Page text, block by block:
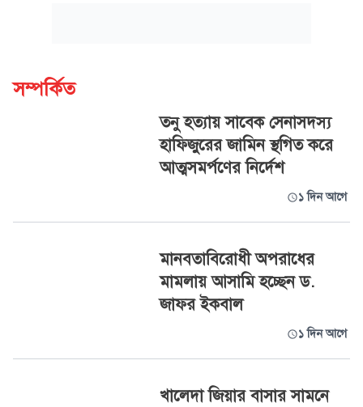
সম্পর্কিত
তনু হত্যায় সাবেক সেনাসদস্য
হাফিজুরের জামিন স্থগিত করে
আত্মসমর্পণের নির্দেশ
১ দিন আগে
মানবতাবিরোধী অপরাধের
মামলায় আসামি হচ্ছেন ড.
জাফর ইকবাল
১ দিন আগে
খালেদা জিয়ার বাসার সামনে